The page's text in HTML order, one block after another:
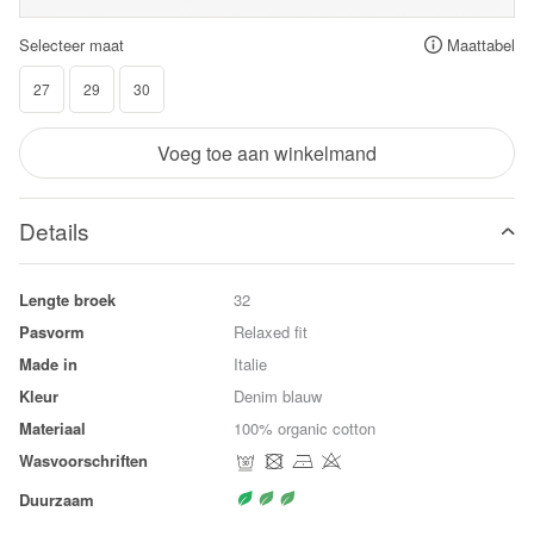
Selecteer maat Maattabel
27 29 30
Voeg toe aan winkelmand
Details
Lengte broek
32
Pasvorm
Relaxed fit
Made in
Italie
Kleur
Denim blauw
Materiaal
100% organic cotton
Wasvoorschriften
Duurzaam